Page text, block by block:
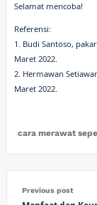
Selamat mencoba!
Referensi:
1. Budi Santoso,
Maret 2022.
2. Hermawan
Maret 2022.
cara merawat
Previous post